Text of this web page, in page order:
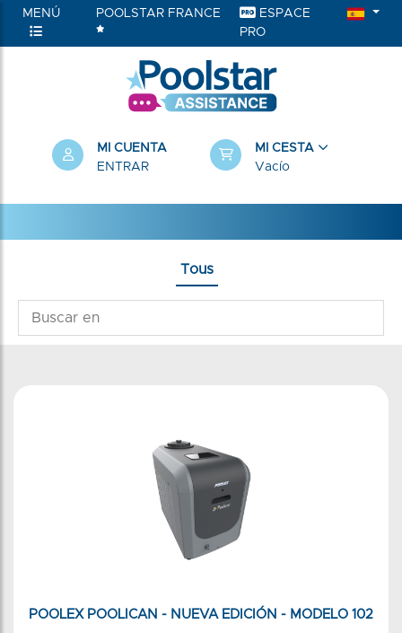
MENÚ POOLSTAR FRANCE
ESPACE
PRO
MI CUENTA
ENTRAR
MI CESTA
Vacío
Tous
POOLEX POOLICAN - NUEVA EDICIÓN - MODELO 102